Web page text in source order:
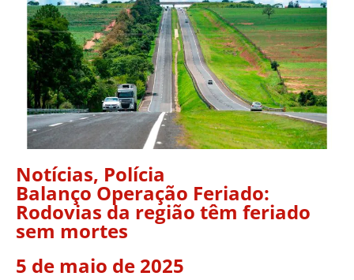
Notícias, Polícia
Balanço Operação Feriado:
Rodovias da região têm feriado
sem mortes
5 de maio de 2025